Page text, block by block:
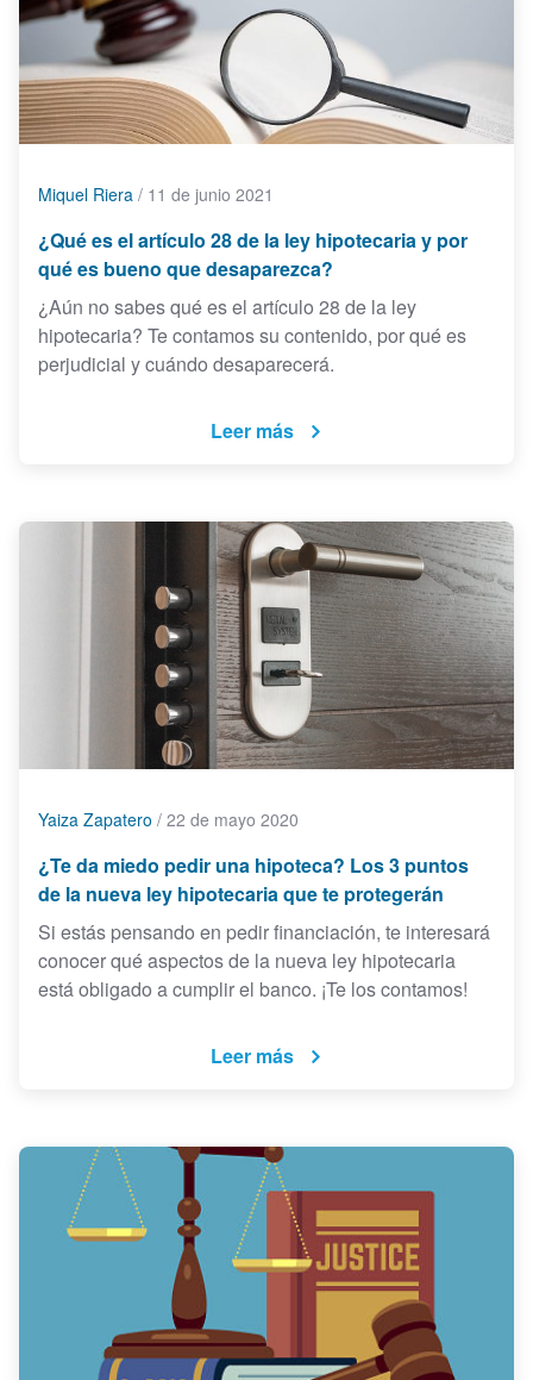
Miquel Riera / 11 de junio 2021
¿Qué es el artículo 28 de la ley hipotecaria y por
qué es bueno que desaparezca?
¿Aún no sabes qué es el artículo 28 de la ley
hipotecaria? Te contamos su contenido, por qué es
perjudicial y cuándo desaparecerá.
Leer más
Yaiza Zapatero / 22 de mayo 2020
¿Te da miedo pedir una hipoteca? Los 3 puntos
de la nueva ley hipotecaria que te protegerán
Si estás pensando en pedir financiación, te interesará
conocer qué aspectos de la nueva ley hipotecaria
está obligado a cumplir el banco. ¡Te los contamos!
Leer más